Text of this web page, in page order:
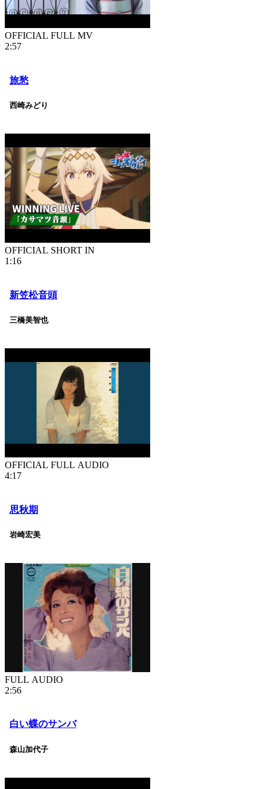
OFFICIAL FULL MV
2:57
旅愁
西崎みどり
OFFICIAL SHORT IN
1:16
新笠松音頭
三橋美智也
OFFICIAL FULL AUDIO
4:17
思秋期
岩崎宏美
FULL AUDIO
2:56
白い蝶のサンバ
森山加代子